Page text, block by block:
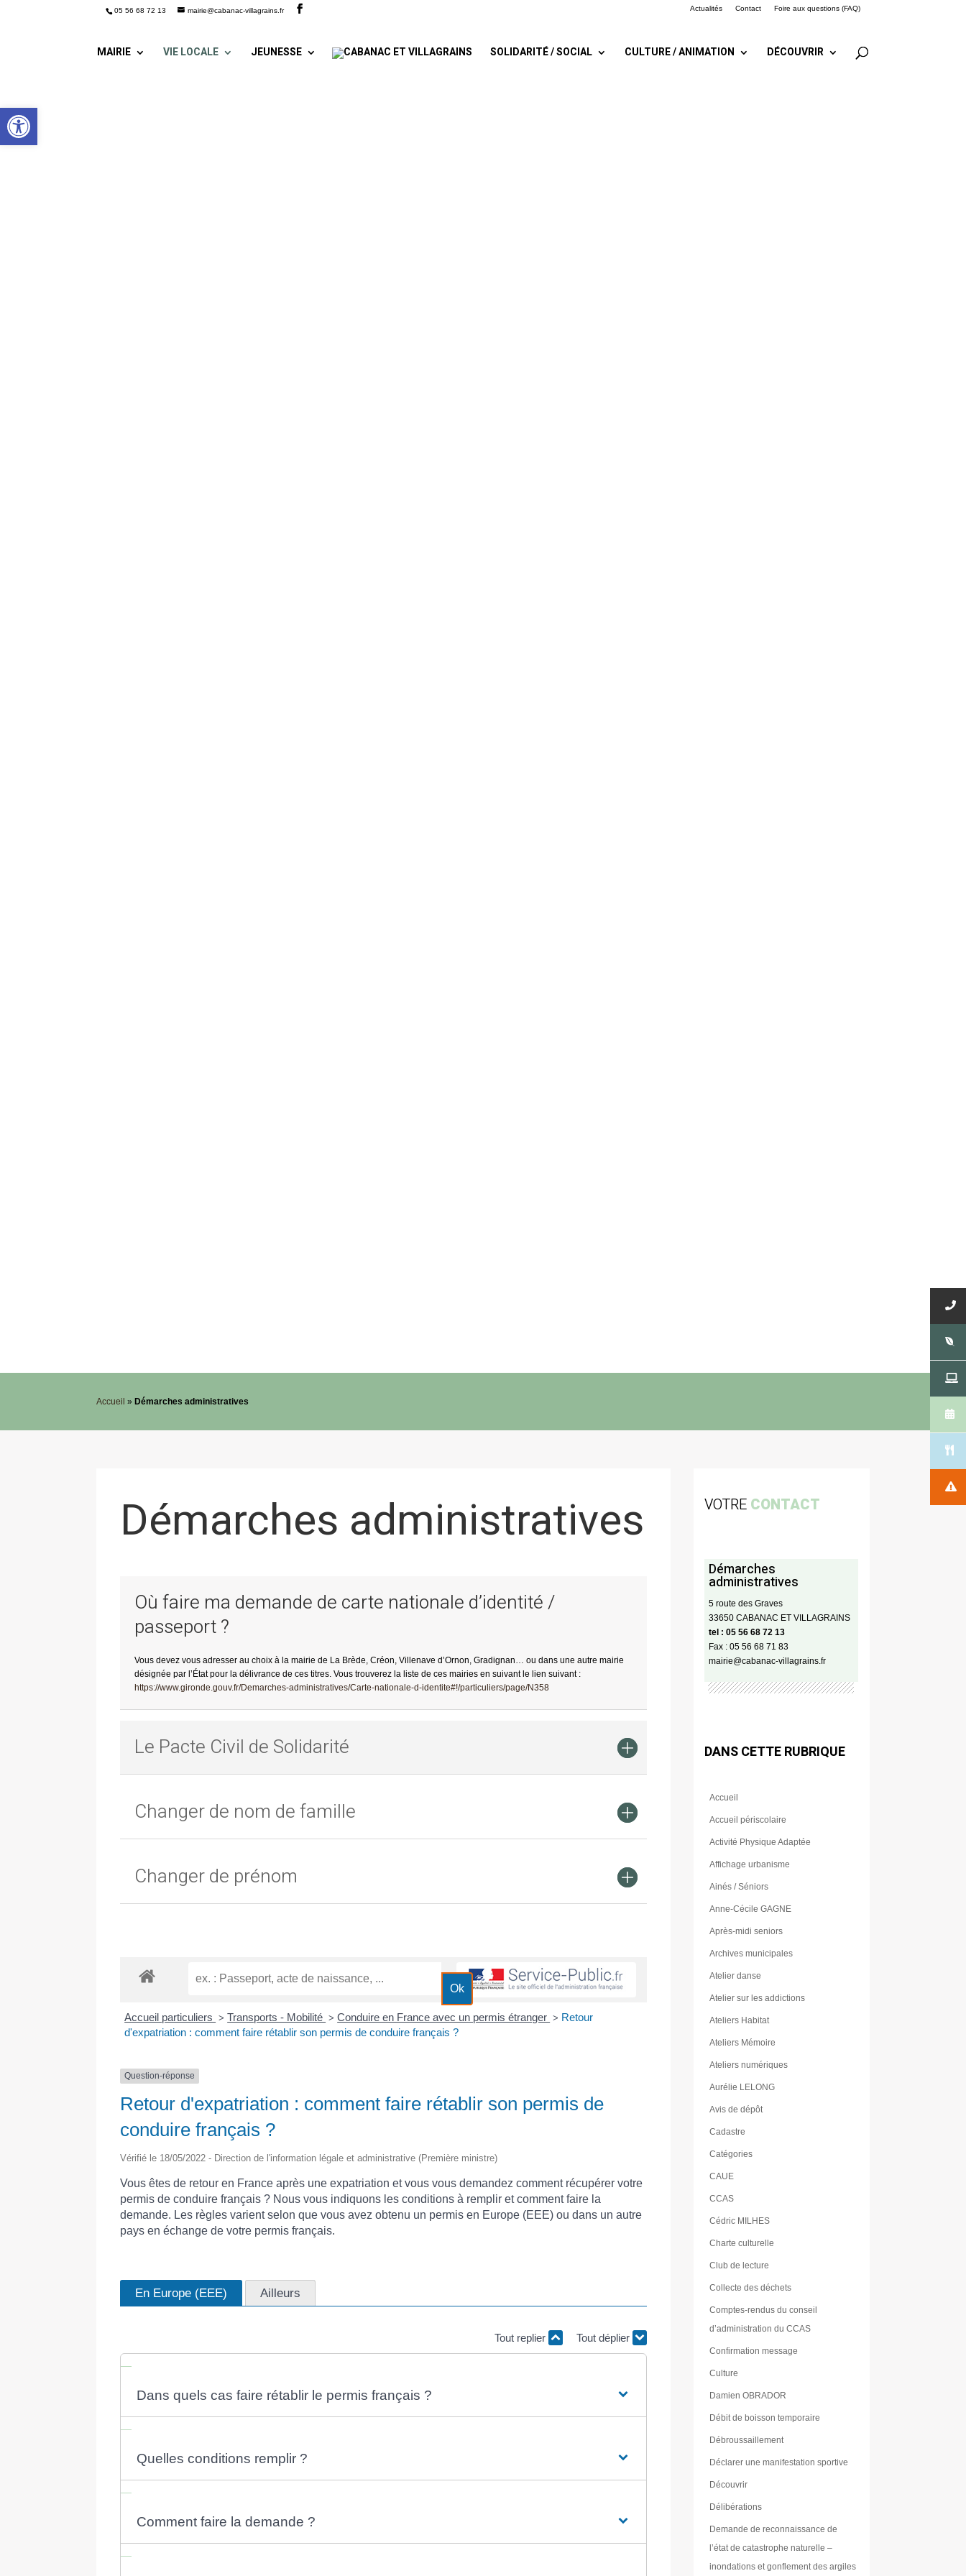
Ouvrir la barre d’outils
05 56 68 72 13 mairie@cabanac-villagrains.fr Actualités Contact Foire aux questions (FAQ)
MAIRIE VIE LOCALE JEUNESSE SOLIDARITÉ / SOCIAL CULTURE / ANIMATION DÉCOUVRIR
Accueil »Démarches administratives
Démarches administratives
Où faire ma demande de carte nationale d’identité /
passeport ?
Vous devez vous adresser au choix à la mairie de La Brède, Créon, Villenave d’Ornon, Gradignan… ou dans une autre mairie
désignée par l’État pour la délivrance de ces titres. Vous trouverez la liste de ces mairies en suivant le lien suivant :
https://www.gironde.gouv.fr/Demarches-administratives/Carte-nationale-d-identite#!/particuliers/page/N358
Le Pacte Civil de Solidarité
Changer de nom de famille
Changer de prénom
Accueil particuliers > Transports - Mobilité > Conduire en France avec un permis étranger > Retour
d'expatriation : comment faire rétablir son permis de conduire français ?
Question-réponse
Retour d'expatriation : comment faire rétablir son permis de
conduire français ?
Vérifié le 18/05/2022 - Direction de l'information légale et administrative (Première ministre)
Vous êtes de retour en France après une expatriation et vous vous demandez comment récupérer votre
permis de conduire français ? Nous vous indiquons les conditions à remplir et comment faire la
demande. Les règles varient selon que vous avez obtenu un permis en Europe (EEE) ou dans un autre
pays en échange de votre permis français.
En Europe (EEE) Ailleurs
Tout replier Tout déplier
Dans quels cas faire rétablir le permis français ?
Quelles conditions remplir ?
Comment faire la demande ?
VOTRE CONTACT
Démarches
administratives
5 route des Graves
33650 CABANAC ET VILLAGRAINS
tel : 05 56 68 72 13
Fax : 05 56 68 71 83
mairie@cabanac-villagrains.fr
DANS CETTE RUBRIQUE
Accueil
Accueil périscolaire
Activité Physique Adaptée
Affichage urbanisme
Ainés / Séniors
Anne-Cécile GAGNE
Après-midi seniors
Archives municipales
Atelier danse
Atelier sur les addictions
Ateliers Habitat
Ateliers Mémoire
Ateliers numériques
Aurélie LELONG
Avis de dépôt
Cadastre
Catégories
CAUE
CCAS
Cédric MILHES
Charte culturelle
Club de lecture
Collecte des déchets
Comptes-rendus du conseil
d’administration du CCAS
Confirmation message
Culture
Damien OBRADOR
Débit de boisson temporaire
Débroussaillement
Déclarer une manifestation sportive
Découvrir
Délibérations
Demande de reconnaissance de
l’état de catastrophe naturelle –
inondations et gonflement des argiles